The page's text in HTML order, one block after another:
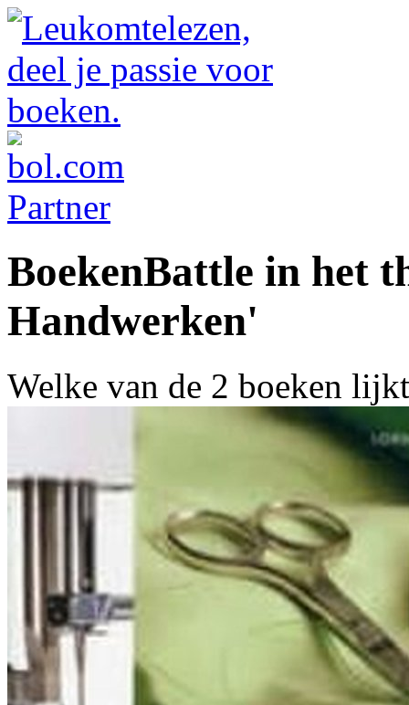
BoekenBattle in het
Handwerken'
Welke van de 2 boeken